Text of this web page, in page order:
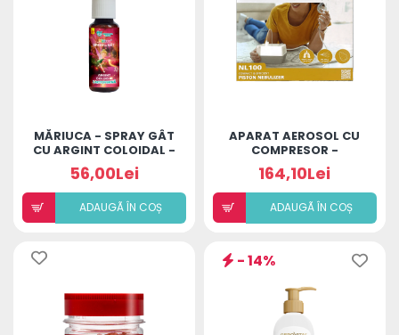
MĂRIUCA - SPRAY GÂT
CU ARGINT COLOIDAL -
LACTOFERINĂ
56,00Lei
ADAUGÃ ÎN COȘ
APARAT AEROSOL CU
COMPRESOR -
ROSSMAX THERAPY
NL100
164,10Lei
ADAUGÃ ÎN COȘ
- 14%